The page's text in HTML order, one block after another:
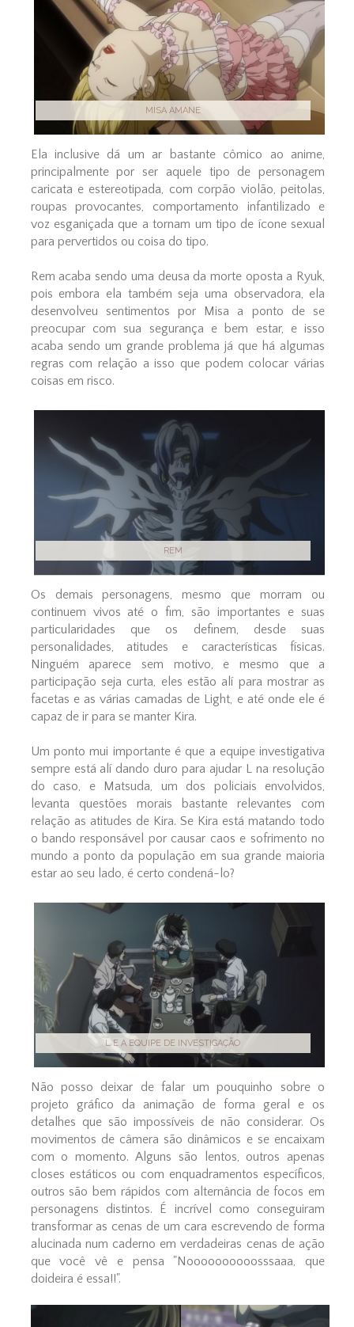
MISA AMANE
Ela inclusive dá um ar bastante cômico ao anime,
principalmente por ser aquele tipo de personagem
caricata e estereotipada, com corpão violão, peitolas,
roupas provocantes, comportamento infantilizado e
voz esganiçada que a tornam um tipo de ícone sexual
para pervertidos ou coisa do tipo.
Rem acaba sendo uma deusa da morte oposta a Ryuk,
pois embora ela também seja uma observadora, ela
desenvolveu sentimentos por Misa a ponto de se
preocupar com sua segurança e bem estar, e isso
acaba sendo um grande problema já que há algumas
regras com relação a isso que podem colocar várias
coisas em risco.
REM
Os demais personagens, mesmo que morram ou
continuem vivos até o fim, são importantes e suas
particularidades que os definem, desde suas
personalidades, atitudes e características físicas.
Ninguém aparece sem motivo, e mesmo que a
participação seja curta, eles estão alí para mostrar as
facetas e as várias camadas de Light, e até onde ele é
capaz de ir para se manter Kira.
Um ponto mui importante é que a equipe investigativa
sempre está alí dando duro para ajudar L na resolução
do caso, e Matsuda, um dos policiais envolvidos,
levanta questões morais bastante relevantes com
relação as atitudes de Kira. Se Kira está matando todo
o bando responsável por causar caos e sofrimento no
mundo a ponto da população em sua grande maioria
estar ao seu lado, é certo condená-lo?
L E A EQUIPE DE INVESTIGAÇÃO
Não posso deixar de falar um pouquinho sobre o
projeto gráfico da animação de forma geral e os
detalhes que são impossíveis de não considerar. Os
movimentos de câmera são dinâmicos e se encaixam
com o momento. Alguns são lentos, outros apenas
closes estáticos ou com enquadramentos específicos,
outros são bem rápidos com alternância de focos em
personagens distintos. É incrível como conseguiram
transformar as cenas de um cara escrevendo de forma
alucinada num caderno em verdadeiras cenas de ação
que você vê e pensa "Noooooooooosssaaa, que
doideira é essa!!".